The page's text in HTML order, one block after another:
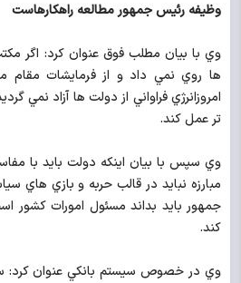
وظيفه رئيس جمهور مطالعه راهكارهاست
وي با بيان مطلب فوق عنوان كرد: اگر
ها روي نمي داد و از فرمايشات
امروزانرژي فراواني از دولت ها آزاد نمي
تر عمل كند.
وي سپس با بيان اينكه دولت بايد با
مبارزه نبايد در قالب حربه و بازي هاي
جمهور بايد بداند مسئول امورات كشور
كند.
وي در خصوص سيستم بانكي عنوان كرد: